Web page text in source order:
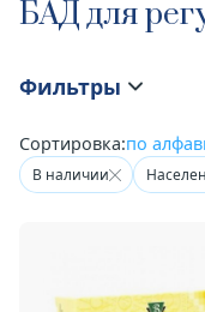
БАД для
Фильтры
Сортировка:по
В наличии